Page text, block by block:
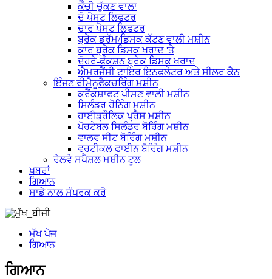
ਕੈਂਚੀ ਚੁੱਕਣ ਵਾਲਾ
ਦੋ ਪੋਸਟ ਲਿਫਟਰ
ਚਾਰ ਪੋਸਟ ਲਿਫਟਰ
ਬ੍ਰੇਕ ਡਰੱਮ/ਡਿਸਕ ਕੱਟਣ ਵਾਲੀ ਮਸ਼ੀਨ
ਕਾਰ ਬ੍ਰੇਕ ਡਿਸਕ ਖਰਾਦ 'ਤੇ
ਦੋਹਰੇ-ਫੰਕਸ਼ਨ ਬ੍ਰੇਕ ਡਿਸਕ ਖਰਾਦ
ਐਮਰਜੈਂਸੀ ਟਾਇਰ ਇਨਫਲੇਟਰ ਅਤੇ ਸੀਲਰ ਕੈਨ
ਇੰਜਣ ਰੀਮੈਨੂਫੈਕਚਰਿੰਗ ਮਸ਼ੀਨ
ਕਰੈਂਕਸ਼ਾਫਟ ਪੀਸਣ ਵਾਲੀ ਮਸ਼ੀਨ
ਸਿਲੰਡਰ ਹੋਨਿੰਗ ਮਸ਼ੀਨ
ਹਾਈਡ੍ਰੌਲਿਕ ਪ੍ਰੈਸ ਮਸ਼ੀਨ
ਪੋਰਟੇਬਲ ਸਿਲੰਡਰ ਬੋਰਿੰਗ ਮਸ਼ੀਨ
ਵਾਲਵ ਸੀਟ ਬੋਰਿੰਗ ਮਸ਼ੀਨ
ਵਰਟੀਕਲ ਫਾਈਨ ਬੋਰਿੰਗ ਮਸ਼ੀਨ
ਰੇਲਵੇ ਸਪੈਸ਼ਲ ਮਸ਼ੀਨ ਟੂਲ
ਖ਼ਬਰਾਂ
ਗਿਆਨ
ਸਾਡੇ ਨਾਲ ਸੰਪਰਕ ਕਰੋ
ਮੁੱਖ ਪੇਜ
ਗਿਆਨ
ਗਿਆਨ